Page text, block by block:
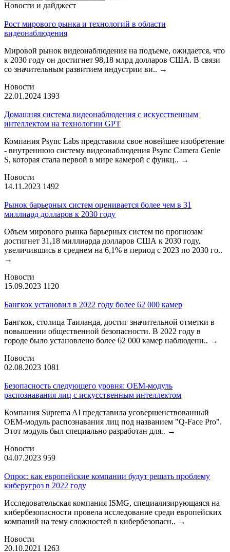
Новости и дайджест
Рост мирового рынка и технологий в области
видеонаблюдения
Мировой рынок видеонаблюдения на подъеме, ожидается, что
к 2030 году он достигнет 98,18 млрд долларов США. В связи
со значительным развитием индустрии ви.. →
Новости
22.01.2024 1393
Домашняя система видеонаблюдения с искусственным
интеллектом на технологии GPT
Компания Psync Labs представила свое новейшее изобретение
- внутреннюю систему видеонаблюдения Psync Camera Genie
S, которая стала первой в мире камерой с функц.. →
Новости
14.11.2023 1492
Рынок барьерных систем оценивается более чем в 31
миллиард долларов к 2030 году
Объем мирового рынка барьерных систем по прогнозам
достигнет 31,18 миллиарда долларов США к 2030 году,
увеличившись в среднем на 6,1% в период с 2023 по 2030 го..
→
Новости
15.09.2023 1120
Бангкок установил в 2022 году более 62 000 камер
Бангкок, столица Таиланда, достиг значительной отметки в
повышении общественной безопасности. В 2022 году в
городе было установлено более 62 000 камер наблюдени.. →
Новости
02.08.2023 1081
Безопасность следующего уровня: OEM-модуль
распознавания лиц с искусственным интеллектом
Компания Suprema AI представила усовершенствованный
OEM-модуль распознавания лиц под названием "Q-Face Pro".
Этот модуль был специально разработан для.. →
Новости
04.07.2023 959
Опрос: как европейские компании будут решать проблему
киберугроз в 2022 году
Исследовательская компания ISMG, специализирующаяся на
кибербезопасности провела исследование среди европейских
компаний на тему сложностей в кибербезопасн.. →
Новости
20.10.2021 1263